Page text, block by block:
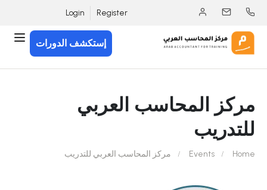
Register
Login
إستكشف الدورات
مركز المحاسب العربي
للتدريب
Home
Events مركز المحاسب العربي للتدريب